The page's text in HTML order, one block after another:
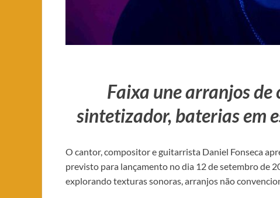
Faixa une arranjos
sintetizador, baterias em
O cantor, compositor e guitarrista Daniel Fonseca
previsto para lançamento no dia 12 de setembro de
explorando texturas sonoras, arranjos não